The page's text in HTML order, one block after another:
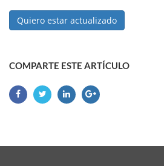
Quiero estar actualizado
COMPARTE ESTE ARTÍCULO